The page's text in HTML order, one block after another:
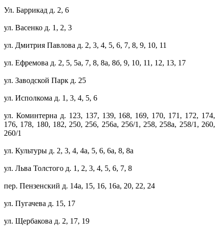
Ул. Баррикад д. 2, 6
ул. Васенко д. 1, 2, 3
ул. Дмитрия Павлова д. 2, 3, 4, 5, 6, 7, 8, 9, 10, 11
ул. Ефремова д. 2, 5, 5а, 7, 8, 8а, 8б, 9, 10, 11, 12, 13, 17
ул. Заводской Парк д. 25
ул. Исполкома д. 1, 3, 4, 5, 6
ул. Коминтерна д. 123, 137, 139, 168, 169, 170, 171, 172, 174,
176, 178, 180, 182, 250, 256, 256а, 256/1, 258, 258а, 258/1, 260,
260/1
ул. Культуры д. 2, 3, 4, 4а, 5, 6, 6а, 8, 8а
ул. Льва Толстого д. 1, 2, 3, 4, 5, 6, 7, 8
пер. Пензенский д. 14а, 15, 16, 16а, 20, 22, 24
ул. Пугачева д. 15, 17
ул. Щербакова д. 2, 17, 19